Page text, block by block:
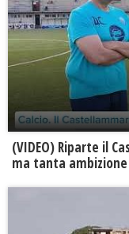
(VIDEO) Riparte il
ma tanta ambizione